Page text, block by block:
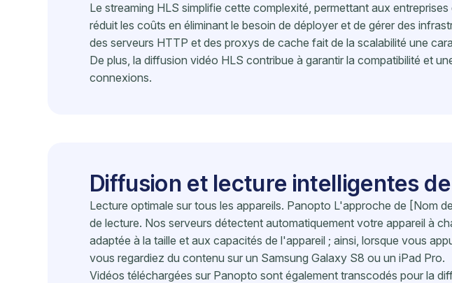
Le streaming HLS simplifie cette complexité, permettant aux
réduit les coûts en éliminant le besoin de déployer et de gérer des
des serveurs HTTP et des proxys de cache fait de la scalabilité une
De plus, la diffusion vidéo HLS contribue à garantir la compatibilité et
connexions.
Diffusion et lecture intelligentes
Lecture optimale sur tous les appareils. Panopto L'approche de [Nom
de lecture. Nos serveurs détectent automatiquement votre appareil à
adaptée à la taille et aux capacités de l'appareil ; ainsi, lorsque vous
vous regardiez du contenu sur un Samsung Galaxy S8 ou un iPad Pro.
Vidéos téléchargées sur Panopto sont également transcodés pour la